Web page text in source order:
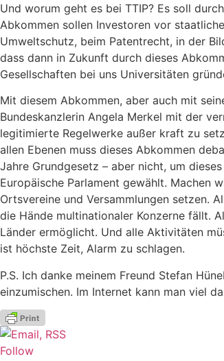
Und worum geht es bei TTIP? Es soll
Abkommen sollen Investoren vor
Umweltschutz, beim Patentrecht, in der
dass dann in Zukunft durch dieses
Gesellschaften bei uns Universitäten
Mit diesem Abkommen, aber auch mit
Bundeskanzlerin Angela Merkel mit der
legitimierte Regelwerke außer kraft zu
allen Ebenen muss dieses Abkommen
Jahre Grundgesetz – aber nicht, um
Europäische Parlament gewählt. Machen
Ortsvereine und Versammlungen setzen.
die Hände multinationaler Konzerne fällt.
Länder ermöglicht. Und alle Aktivitäten
ist höchste Zeit, Alarm zu schlagen.
P.S. Ich danke meinem Freund Stefan
einzumischen. Im Internet kann man viel
Follow